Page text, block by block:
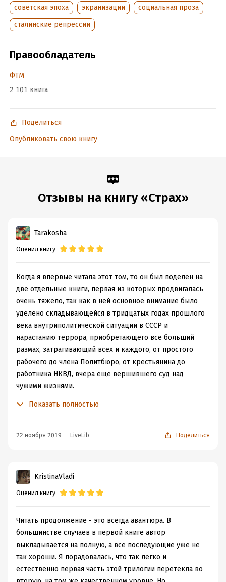
советская эпоха экранизации
социальная проза
сталинские репрессии
Правообладатель
ФТМ
2 101 книга
Поделиться
Опубликовать свою книгу
Отзывы на книгу «Страх»
Tarakosha
Оценил книгу
Когда я впервые читала этот том, то он был поделен на
две отдельные книги, первая из которых продвигалась
очень тяжело, так как в ней основное внимание было
уделено складывающейся в тридцатых годах прошлого
века внутриполитической ситуации в СССР и
нарастанию террора, приобретающего все больший
размах, затрагивающий всех и каждого, от простого
рабочего до члена Политбюро, от крестьянина до
работника НКВД, вчера еще вершившего суд над
чужими жизнями.
героев, другую, не менее важную и значительную часть
своем читательском багаже на тему репрессий и
тоталитаризма по сравнению с прошлым, чтение от
этого не становится легче. Страшно читать о том
невероятного страха, пронизывающего все сферы
жизни отдельного человека и все слои населения
сверху донизу.
От обвинений в шпионаже, подстрекательстве,
вредительстве не был застрахован никто. Любая
оплошность, простая оговорка, опущенная рука на
Показать полностью
22 ноября 2019 LiveLib Поделиться
KristinaVladi
Оценил книгу
Читать продолжение - это всегда авантюра. В
большинстве случаев в первой книге автор
выкладывается на полную, а все последующие уже не
так хороши. Я порадовалась, что так легко и
естественно первая часть этой трилогии перетекла во